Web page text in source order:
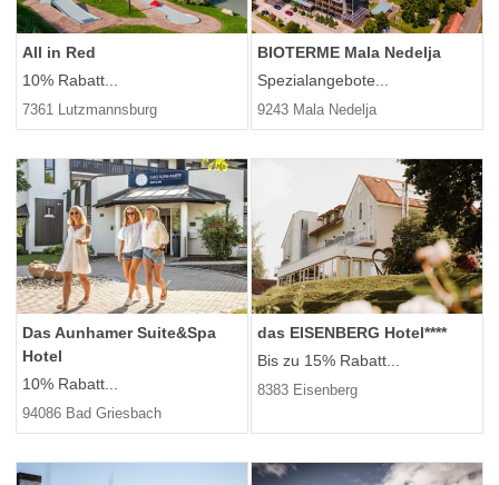
All in Red
10% Rabatt...
7361 Lutzmannsburg
BIOTERME Mala Nedelja
Spezialangebote...
9243 Mala Nedelja
Das Aunhamer Suite&Spa
Hotel
10% Rabatt...
94086 Bad Griesbach
das EISENBERG Hotel****
Bis zu 15% Rabatt...
8383 Eisenberg